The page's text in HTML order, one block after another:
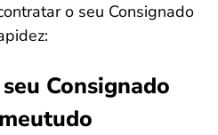
o seu Consignado
Consignado